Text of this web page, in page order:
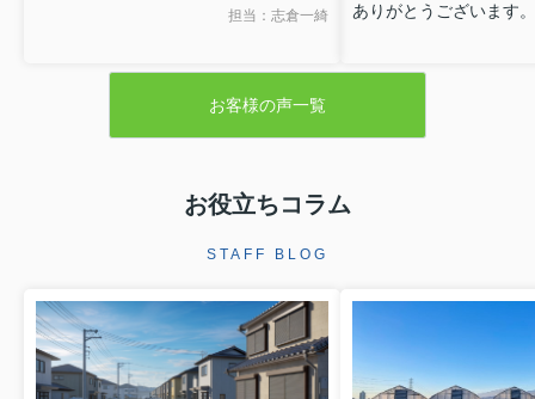
担当：志倉一綺
ありがとうございます。
お客様の声一覧
お役立ちコラム
STAFF BLOG